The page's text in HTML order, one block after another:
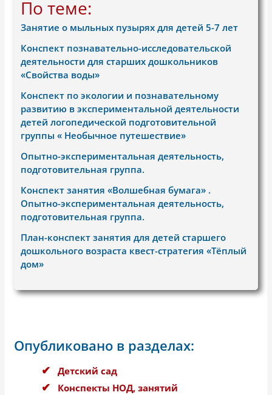
По теме:
Занятие о мыльных пузырях для детей 5-7 лет
Конспект познавательно-исследовательской
деятельности для старших дошкольников
«Свойства воды»
Конспект по экологии и познавательному
развитию в экспериментальной деятельности
детей логопедической подготовительной
группы « Необычное путешествие»
Опытно-экспериментальная деятельность,
подготовительная группа.
Конспект занятия «Волшебная бумага» .
Опытно-экспериментальная деятельность,
подготовительная группа.
План-конспект занятия для детей старшего
дошкольного возраста квест-стратегия «Тёплый
дом»
Опубликовано в разделах:
Детский сад
Конспекты НОД, занятий